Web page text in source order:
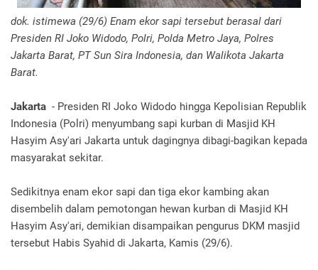
dok. istimewa (29/6) Enam ekor sapi tersebut berasal dari
Presiden RI Joko Widodo, Polri, Polda Metro Jaya, Polres
Jakarta Barat, PT Sun Sira Indonesia, dan Walikota Jakarta
Barat.
Jakarta - Presiden RI Joko Widodo hingga Kepolisian Republik
Indonesia (Polri) menyumbang sapi kurban di Masjid KH
Hasyim Asy'ari Jakarta untuk dagingnya dibagi-bagikan kepada
masyarakat sekitar.
Sedikitnya enam ekor sapi dan tiga ekor kambing akan
disembelih dalam pemotongan hewan kurban di Masjid KH
Hasyim Asy'ari, demikian disampaikan pengurus DKM masjid
tersebut Habis Syahid di Jakarta, Kamis (29/6).